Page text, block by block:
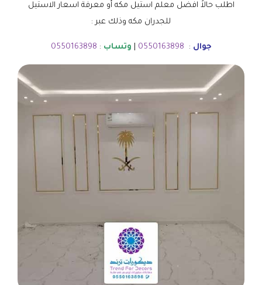
اطلب حالاً افضل معلم استيل مكه أو معرفة اسعار الاستيل
للجدران مكه وذلك عبر :
جوال :
0550163898 وتساب :
0550163898